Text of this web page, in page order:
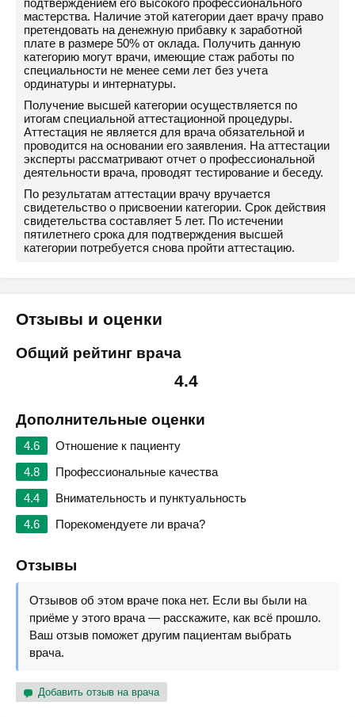
подтверждением его высокого профессионального
мастерства. Наличие этой категории дает врачу право
претендовать на денежную прибавку к заработной
плате в размере 50% от оклада. Получить данную
категорию могут врачи, имеющие стаж работы по
специальности не менее семи лет без учета
ординатуры и интернатуры.
Получение высшей категории осуществляется по
итогам специальной аттестационной процедуры.
Аттестация не является для врача обязательной и
проводится на основании его заявления. На аттестации
эксперты рассматривают отчет о профессиональной
деятельности врача, проводят тестирование и беседу.
По результатам аттестации врачу вручается
свидетельство о присвоении категории. Срок действия
свидетельства составляет 5 лет. По истечении
пятилетнего срока для подтверждения высшей
категории потребуется снова пройти аттестацию.
Отзывы и оценки
Общий рейтинг врача
4.4
Дополнительные оценки
4.6
Отношение к пациенту
4.8
Профессиональные качества
4.4
Внимательность и пунктуальность
4.6
Порекомендуете ли врача?
Отзывы
Отзывов об этом враче пока нет. Если вы были на
приёме у этого врача — расскажите, как всё прошло.
Ваш отзыв поможет другим пациентам выбрать
врача.
Добавить отзыв на врача